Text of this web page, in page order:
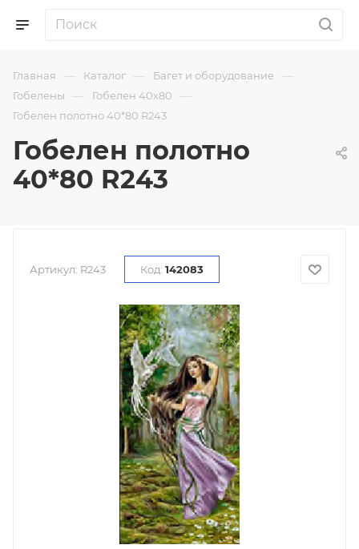
Главная — Каталог — Багет и оборудование —
Гобелены — Гобелен 40х80 —
Гобелен полотно 40*80 R243
Гобелен полотно
40*80 R243
Артикул: R243 Код: 142083